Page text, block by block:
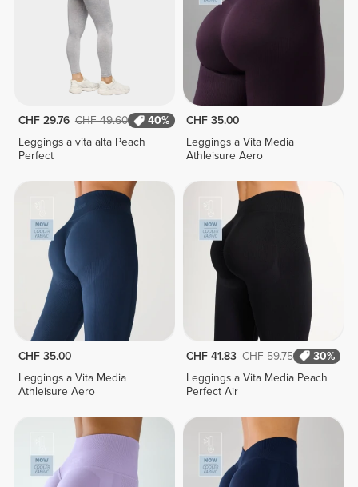
CHF 29.76 CHF 49.60
40%
Leggings a vita alta Peach
Perfect
CHF 35.00
Leggings a Vita Media
Athleisure Aero
CHF 35.00
Leggings a Vita Media
Athleisure Aero
CHF 41.83 CHF 59.75
30%
Leggings a Vita Media Peach
Perfect Air